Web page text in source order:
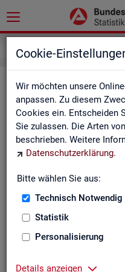
Cookie-
Wir möchten unsere
anpassen. Zu diesem
Cookies ein. Entscheiden
Sie zulassen. Die Arten
beschrieben. Weitere
Datenschutzerklärung.
Bitte wählen Sie aus:
Technisch Notwendig
Statistik
Personalisierung
Details anzeigen
Im­pres­sum
In­for­ma­tio­nen über
Im­pres­sum der
Nut­zungs- und
Co­py­right und
Die In­hal­te des
der Sta­tis­tik der BA ste­hen